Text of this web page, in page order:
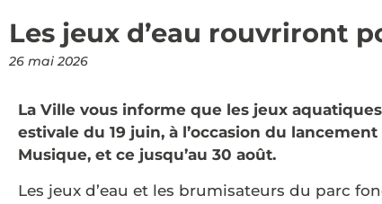
Les jeux d’eau rouvriront
26 mai 2026
La Ville vous informe que les jeux
estivale du 19 juin, à l’occasion du
Musique, et ce jusqu’au 30 août.
Les jeux d’eau et les brumisateurs du parc